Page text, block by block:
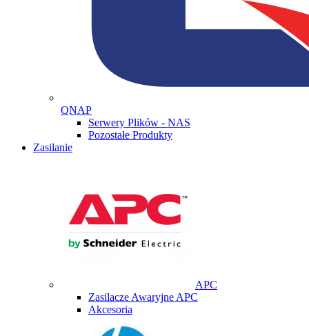
QNAP
Serwery Plików - NAS
Pozostałe Produkty
Zasilanie
APC
Zasilacze Awaryjne APC
Akcesoria